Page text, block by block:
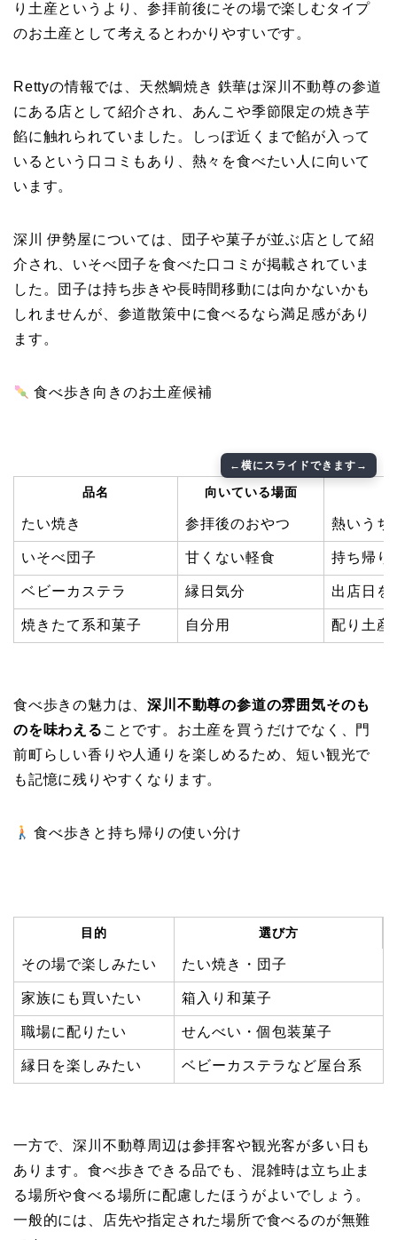
り土産というより、参拝前後にその場で楽しむタイプ
のお土産として考えるとわかりやすいです。
Rettyの情報では、天然鯛焼き 鉄華は深川不動尊の参道
にある店として紹介され、あんこや季節限定の焼き芋
餡に触れられていました。しっぽ近くまで餡が入って
いるという口コミもあり、熱々を食べたい人に向いて
います。
深川 伊勢屋については、団子や菓子が並ぶ店として紹
介され、いそべ団子を食べた口コミが掲載されていま
した。団子は持ち歩きや長時間移動には向かないかも
しれませんが、参道散策中に食べるなら満足感があり
ます。
食べ歩き向きのお土産候補
品名 向いている場面
たい焼き 参拝後のおやつ 熱いうち
いそべ団子 甘くない軽食 持ち帰り
ベビーカステラ 縁日気分 出店日を
焼きたて系和菓子 自分用 配り土産
食べ歩きの魅力は、深川不動尊の参道の雰囲気そのも
のを味わえる ことです。お土産を買うだけでなく、門
前町らしい香りや人通りを楽しめるため、短い観光で
も記憶に残りやすくなります。
食べ歩きと持ち帰りの使い分け
目的 選び方
その場で楽しみたい たい焼き・団子
家族にも買いたい 箱入り和菓子
職場に配りたい せんべい・個包装菓子
縁日を楽しみたい ベビーカステラなど屋台系
一方で、深川不動尊周辺は参拝客や観光客が多い日も
あります。食べ歩きできる品でも、混雑時は立ち止ま
る場所や食べる場所に配慮したほうがよいでしょう。
一般的には、店先や指定された場所で食べるのが無難